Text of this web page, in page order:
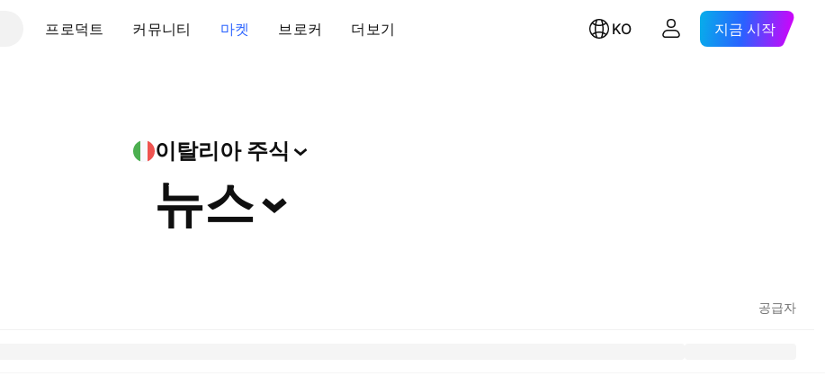
프로덕트 커뮤니티 마켓 브로커 더보기 KO 지금 시작
이탈리아 주식
뉴스
공급자